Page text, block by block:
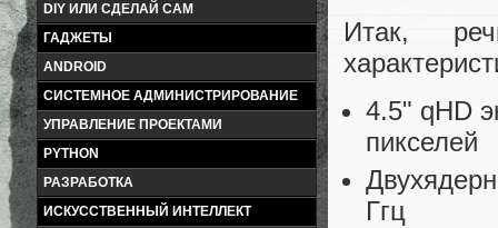
DIY ИЛИ СДЕЛАЙ САМ
ГАДЖЕТЫ
ANDROID
СИСТЕМНОЕ АДМИНИСТРИРОВАНИЕ
УПРАВЛЕНИЕ ПРОЕКТАМИ
PYTHON
РАЗРАБОТКА
ИСКУССТВЕННЫЙ ИНТЕЛЛЕКТ
Итак,
4.5" qHD
пикселей
Ггц